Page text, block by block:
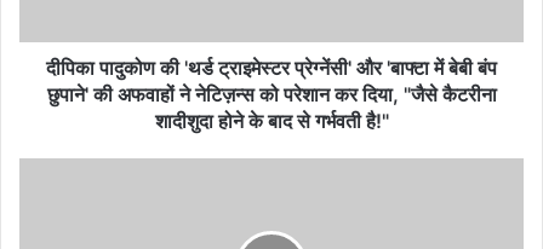
दीपिका पादुकोण की 'थर्ड ट्राइमेस्टर प्रेग्नेंसी' और 'बाफ्टा में बेबी बंप
छुपाने' की अफवाहों ने नेटिज़न्स को परेशान कर दिया, "जैसे कैटरीना
शादीशुदा होने के बाद से गर्भवती है!"